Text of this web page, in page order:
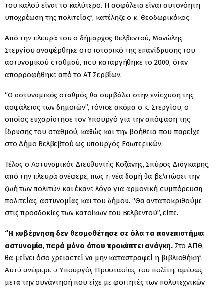
του καλού είναι το καλύτερο. Η ασφάλεια είναι αυτονόητη
υποχρέωση της πολιτείας”, κατέληξε ο κ. Θεοδωρικάκος.
Από την πλευρά του ο δήμαρχος Βελβεντού, Μανώλης
Στεργίου αναφέρθηκε στο ιστορικό της επανίδρυσης του
αστυνομικού σταθμού, που καταργήθηκε το 2000, όταν
απορροφήθηκε από το ΑΤ Σερβίων.
“Ο αστυνομικός σταθμός θα συμβάλει στην ενίσχυση της
ασφάλειας των δημοτών”, τόνισε ακόμα ο κ. Στεργίου, ο
οποίος ευχαρίστησε τον Υπουργό για την απόφαση της
ίδρυσης του σταθμού, καθώς και την βοήθεια που παρείχε
στο Δήμο Βελβεβτού ως υπουργός Εσωτερικών.
Τέλος ο Αστυνομικός Διευθυντής Κοζάνης, Σπύρος Διόγκαρης,
από την πλευρά ανέφερε, πως η νέα δομή θα βελτιώσει την
ζωή των πολιτών και έκανε λόγο για αρμονική συμπόρευση
πολιτείας, αστυνομίας και του δήμου. “Θα ανταποκριθούμε
στις προσδοκίες των κατοίκων του Βελβεντού”, είπε.
“Η κυβέρνηση δεν θεσμοθέτησε σε όλα τα πανεπιστήμια
αστυνομία,παρά μόνο όπου προκύπτει ανάγκη. Στο ΑΠΘ,
θα μείνει όσο χρειαστεί να μην καταστραφεί η βιβλιοθήκη”.
Αυτό ανέφερε ο Υπουργός Προστασίας του πολίτη, αμέσως
μετά την συνάντησή που είχε με φοιτητές των πολυτεχνικών